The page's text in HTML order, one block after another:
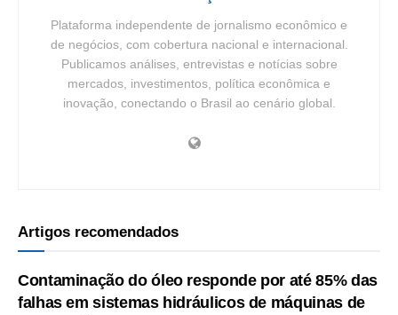
Plataforma independente de jornalismo econômico e
de negócios, com cobertura nacional e internacional.
Publicamos análises, entrevistas e notícias sobre
mercados, investimentos, política econômica e
inovação, conectando o Brasil ao cenário global.
Artigos recomendados
Contaminação do óleo responde por até 85% das
falhas em sistemas hidráulicos de máquinas de